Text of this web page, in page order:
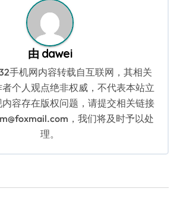
由 dawei
手机网内容转载自互联网，其相关
个人观点绝非权威，不代表本站立
容存在版权问题，请提交相关链接
，我们将及时予以处
理。